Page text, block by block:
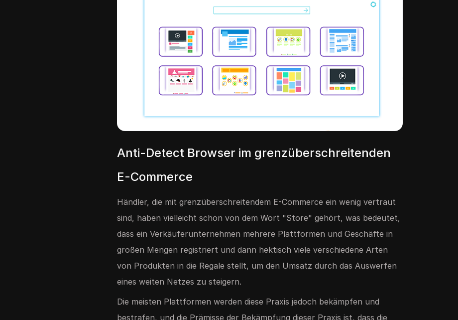
Anti-Detect Browser im grenzüberschreitenden
E-Commerce
Händler, die mit grenzüberschreitendem E-Commerce ein wenig vertraut
sind, haben vielleicht schon von dem Wort "Store" gehört, was bedeutet,
dass ein Verkäuferunternehmen mehrere Plattformen und Geschäfte in
großen Mengen registriert und dann hektisch viele verschiedene Arten
von Produkten in die Regale stellt, um den Umsatz durch das Auswerfen
eines weiten Netzes zu steigern.
Die meisten Plattformen werden diese Praxis jedoch bekämpfen und
bestrafen, und die Prämisse der Bekämpfung dieser Praxis ist, dass die